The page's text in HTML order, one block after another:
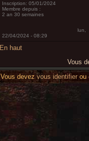
Inscription: 05/01/2024
Membre depuis :
2 an 30 semaines
lun,
22/04/2024 - 08:29
En haut
Vous
Vous devez vous identifier ou